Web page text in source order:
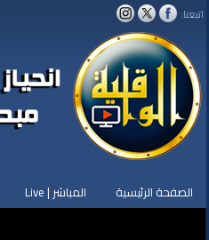
اتبعنا:
الصفحة الرئيسية المباشر | Live